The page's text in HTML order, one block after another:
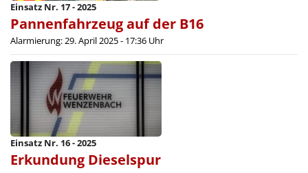
Einsatz Nr. 17 - 2025
Pannenfahrzeug auf der B16
Alarmierung: 29. April 2025 - 17:36 Uhr
Einsatz Nr. 16 - 2025
Erkundung Dieselspur